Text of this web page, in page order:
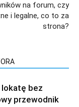
na forum, czy
i legalne, co to za
strona?
lokatę bez
przewodnik